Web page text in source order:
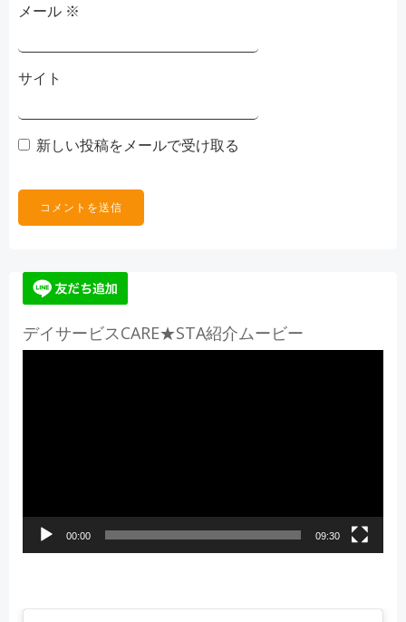
メール ※
サイト
新しい投稿をメールで受け取る
デイサービスCARE★STA紹介ムービー
00:00 09:30